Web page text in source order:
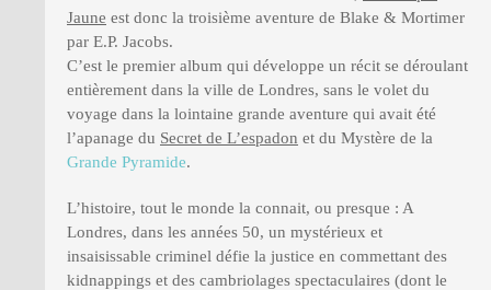
Jaune est donc la troisième aventure de Blake & Mortimer
par E.P. Jacobs.
C’est le premier album qui développe un récit se déroulant
entièrement dans la ville de Londres, sans le volet du
voyage dans la lointaine grande aventure qui avait été
l’apanage du Secret de L’espadon et du Mystère de la
Grande Pyramide.
L’histoire, tout le monde la connait, ou presque : A
Londres, dans les années 50, un mystérieux et
insaisissable criminel défie la justice en commettant des
kidnappings et des cambriolages spectaculaires (dont le